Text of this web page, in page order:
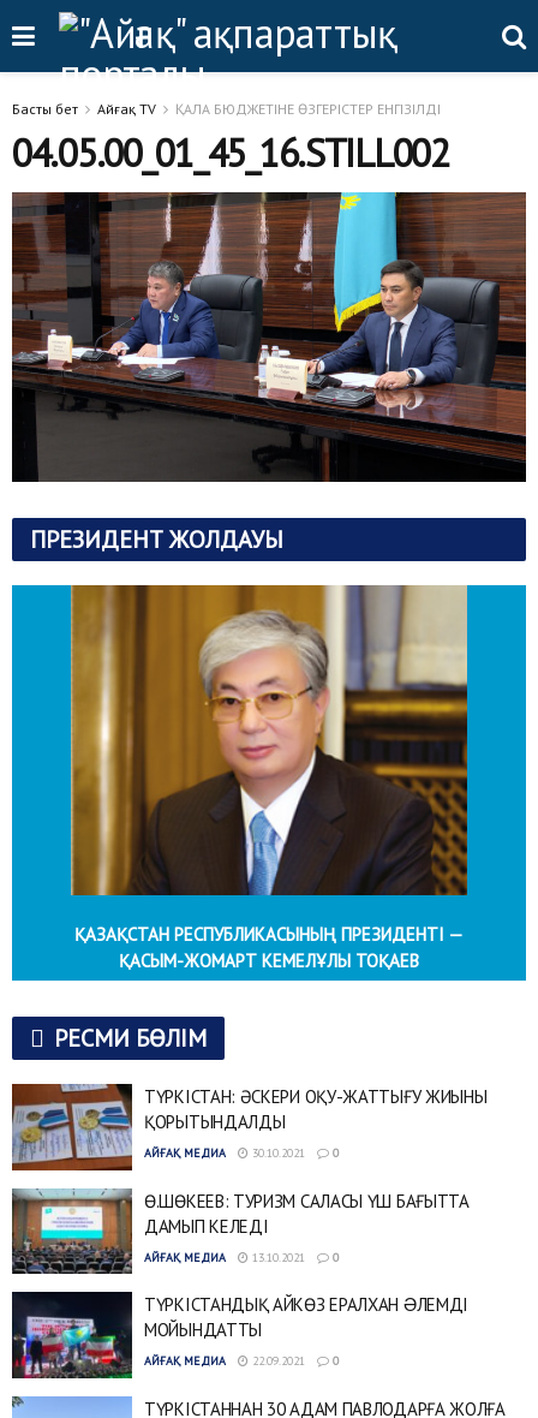
Басты бет Айғақ TV ҚАЛА БЮДЖЕТІНЕ ӨЗГЕРІСТЕР ЕНГІЗІЛДІ
04.05.00_01_45_16.STILL002
ПРЕЗИДЕНТ ЖОЛДАУЫ
ҚАЗАҚСТАН РЕСПУБЛИКАСЫНЫҢ ПРЕЗИДЕНТІ —
ҚАСЫМ-ЖОМАРТ КЕМЕЛҰЛЫ ТОҚАЕВ
РЕСМИ БӨЛІМ
ТҮРКІСТАН: ӘСКЕРИ ОҚУ-ЖАТТЫҒУ ЖИЫНЫ
ҚОРЫТЫНДАЛДЫ
АЙҒАҚ МЕДИА 30.10.2021 0
Ө.ШӨКЕЕВ: ТУРИЗМ САЛАСЫ ҮШ БАҒЫТТА
ДАМЫП КЕЛЕДІ
АЙҒАҚ МЕДИА 13.10.2021 0
ТҮРКІСТАНДЫҚ АЙКӨЗ ЕРАЛХАН ƏЛЕМДІ
МОЙЫНДАТТЫ
АЙҒАҚ МЕДИА 22.09.2021 0
ТҮРКІСТАННАН 30 АДАМ ПАВЛОДАРҒА ЖОЛҒА